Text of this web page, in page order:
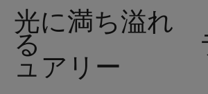
光に満ち溢れ
る ラ
ュアリー